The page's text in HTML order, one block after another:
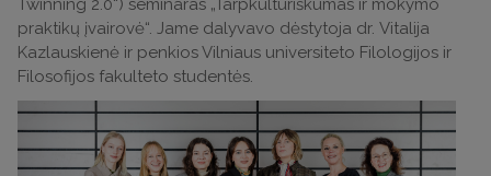
Twinning 2.0“) seminaras „Tarpkultūriškumas ir mokymo
praktikų įvairovė“. Jame dalyvavo dėstytoja dr. Vitalija
Kazlauskienė ir penkios Vilniaus universiteto Filologijos ir
Filosofijos fakulteto studentės.